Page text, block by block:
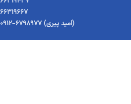
۶۶۳۱۹۶۶۷
(امید پیری) ۶۷۹۸۹۷۷-۰۹۱۲